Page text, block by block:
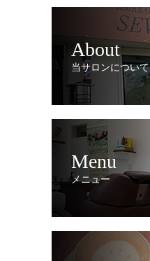
About
当サロンについて
Menu
メニュー